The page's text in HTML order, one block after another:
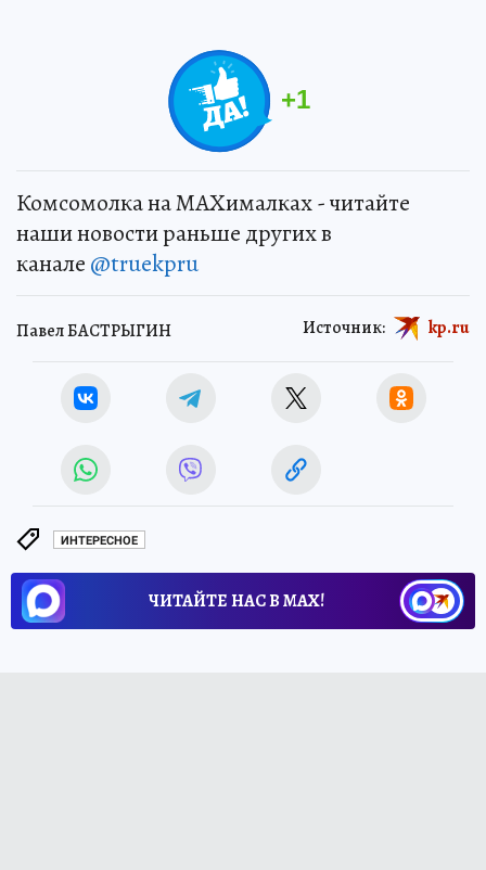
+1
Комсомолка на MAXималках - читайте
наши новости раньше других в
канале @truekpru
Павел БАСТРЫГИН Источник: kp.ru
ИНТЕРЕСНОЕ
ЧИТАЙТЕ НАС В МАХ!